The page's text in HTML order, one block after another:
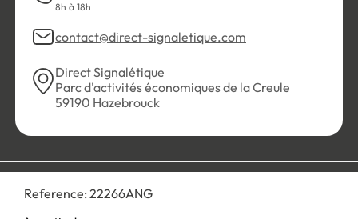
Reference: 22266ANG
8h à 18h
contact@direct-signaletique.com
Direct Signalétique
Parc d'activités économiques de la Creule
59190 Hazebrouck
Personnaliser les cookies